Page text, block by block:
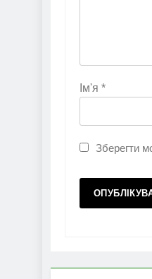
Ім'я *
Зберегти